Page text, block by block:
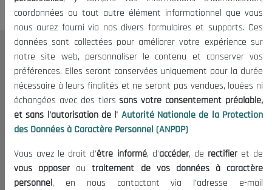
Le CNESE
A Propos
Le président
Organisation
Publications
Informations utiles
Appels d'offres et Consultations
coordonnées ou tout autre élément informationnel que vous
nous aurez fourni via nos divers formulaires et supports. Ces
données sont collectées pour améliorer votre expérience sur
notre site web, personnaliser le contenu et conserver vos
préférences. Elles seront conservées uniquement pour la durée
nécessaire à leurs finalités et ne seront pas vendues, louées ni
échangées avec des tierssans votre consentement préalable,
et sans l'autorisation de l' Autorité Nationale de la Protection
des Données à Caractère Personnel (ANPDP)
Vous avez le droit d'être informé, d'accéder, de rectifieret de
vous opposerautraitement de vos données à caractère
personnel, en nous contactant via l'adresse e-mail